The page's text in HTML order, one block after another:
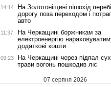
14:14
На Золотоніщині пішохід
дорогу поза переходом і
авто
11:37
На Черкащині боржникам за
електроенергію
додаткові кошти
09:23
На Черкащині через підпал
трави вогонь пошкодив ліс
07 серпня 2026